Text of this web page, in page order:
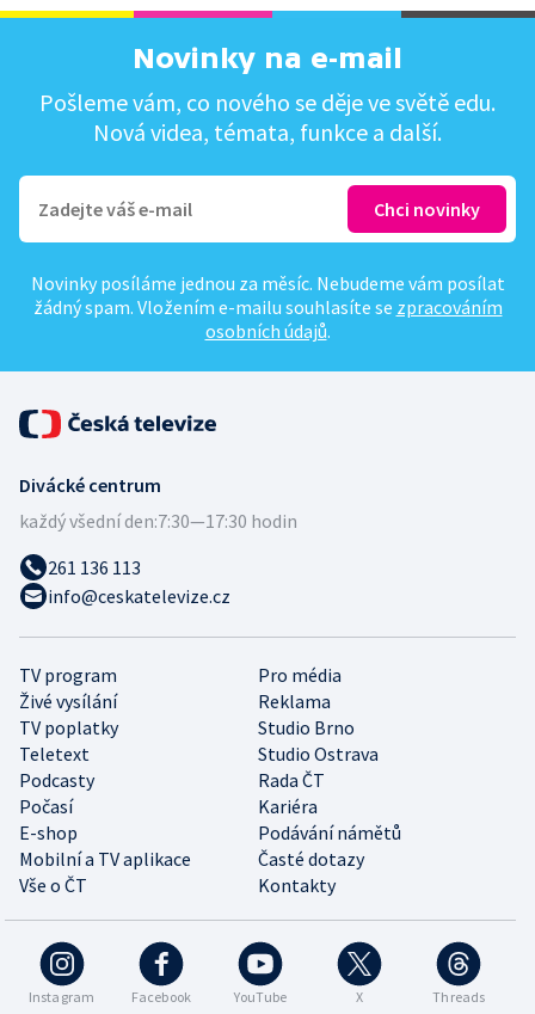
Novinky na e-mail
Pošleme vám, co nového se děje ve světě edu.
Nová videa, témata, funkce a další.
Novinky posíláme jednou za měsíc. Nebudeme vám posílat
žádný spam. Vložením e-mailu souhlasíte se zpracováním
osobních údajů.